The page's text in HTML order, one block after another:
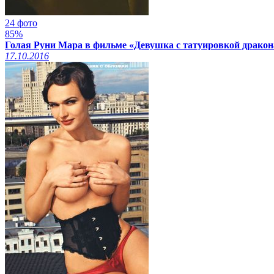
24 фото
85%
Голая Руни Мара в фильме «Девушка с татуировкой
17.10.2016